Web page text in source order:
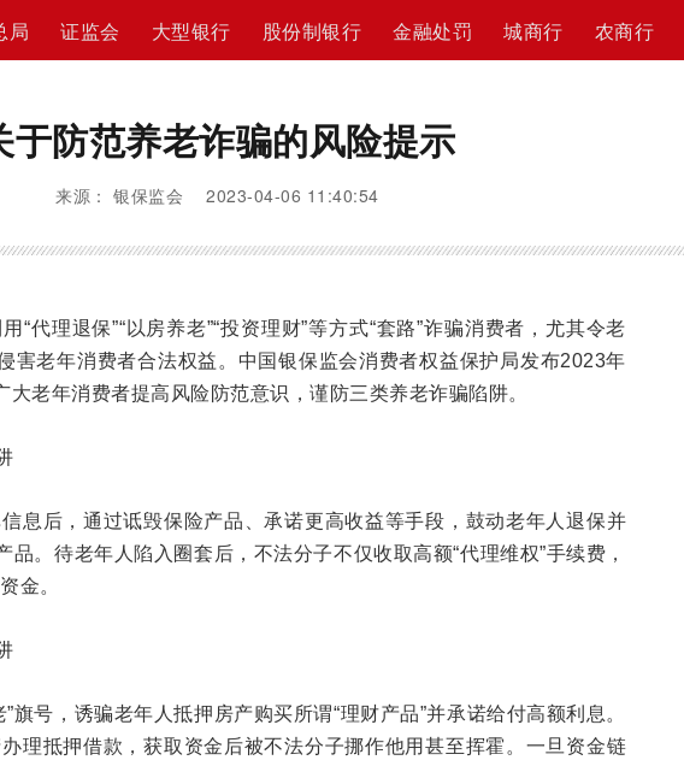
局 证监会 大型银行 股份制银行 金融处罚 城商行 农商行
于防范养老诈骗的风险提示
来源： 银保监会 2023-04-06 11:40:54
“代理退保”“以房养老”“投资理财”等方式“套路”诈骗消费者，尤其令老
害老年消费者合法权益。中国银保监会消费者权益保护局发布2023年
大老年消费者提高风险防范意识，谨防三类养老诈骗陷阱。
息后，通过诋毁保险产品、承诺更高收益等手段，鼓动老年人退保并
品。待老年人陷入圈套后，不法分子不仅收取高额“代理维权”手续费，
金。
旗号，诱骗老年人抵押房产购买所谓“理财产品”并承诺给付高额利息。
理抵押借款，获取资金后被不法分子挪作他用甚至挥霍。一旦资金链